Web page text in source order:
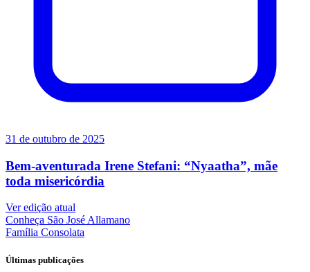
31 de outubro de 2025
Bem-aventurada Irene Stefani: “Nyaatha”, mãe
toda misericórdia
Ver edição atual
Conheça São José Allamano
Família Consolata
Últimas publicações